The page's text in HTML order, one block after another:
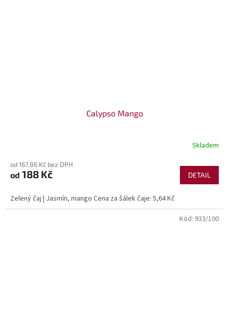
Calypso Mango
Skladem
od 167,86 Kč bez DPH
od 188 Kč DETAIL
Zelený čaj | Jasmín, mango Cena za šálek čaje: 5,64 Kč
Kód: 933/100